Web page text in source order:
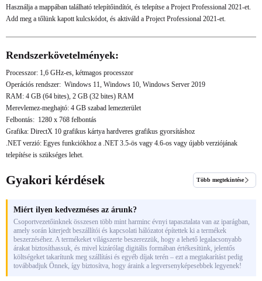
Használja a mappában található telepítőindítót, és telepítse a Project Professional 2021-et.
Add meg a tőlünk kapott kulcskódot, és aktiváld a Project Professional 2021-et.
Rendszerkövetelmények:
Processzor: 1,6 GHz-es, kétmagos processzor
Operációs rendszer: Windows 11, Windows 10, Windows Server 2019
RAM: 4 GB (64 bites), 2 GB (32 bites) RAM
Merevlemez-meghajtó: 4 GB szabad lemezterület
Felbontás: 1280 x 768 felbontás
Grafika: DirectX 10 grafikus kártya hardveres grafikus gyorsításhoz
.NET verzió: Egyes funkciókhoz a .NET 3.5-ös vagy 4.6-os vagy újabb verziójának
telepítése is szükséges lehet.
Gyakori kérdések Több megtekintése
Miért ilyen kedvezméses az árunk?
Csoportvezetőinknek összesen több mint harminc évnyi tapasztalata van az iparágban,
amely során kiterjedt beszállítói és kapcsolati hálózatot építettek ki a termékek
beszerzéséhez. A termékeket világszerte beszerezzük, hogy a lehető legalacsonyabb
árakat biztosíthassuk, és mivel kizárólag digitális formában értékesítünk, jelentős
költségeket takarítunk meg szállítási és egyéb díjak terén – ezt a megtakarítást pedig
továbbadjuk Önnek, így biztosítva, hogy áraink a legversenyképesebbek legyenek!